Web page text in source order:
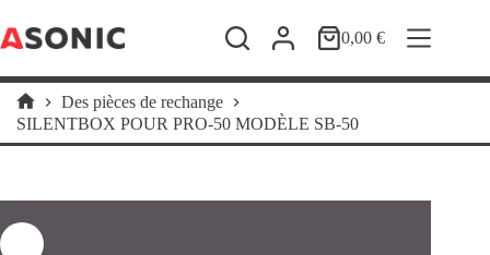
au
contenu
Panier0,00€
Accueil
Des pièces de rechange
SILENTBOX POUR PRO-50 MODÈLE SB-50